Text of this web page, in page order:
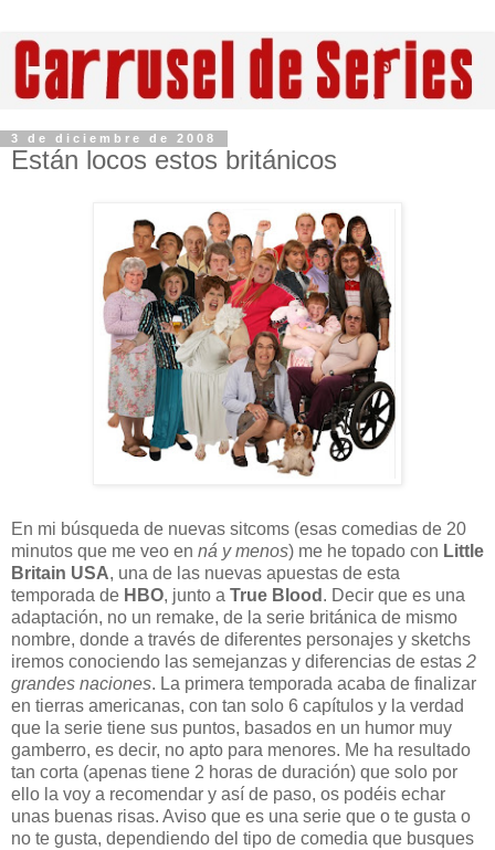
3 de diciembre de 2008
Están locos estos británicos
En mi búsqueda de nuevas sitcoms (esas comedias de 20
minutos que me veo en ná y menos) me he topado con Little
Britain USA, una de las nuevas apuestas de esta
temporada de HBO, junto a True Blood . Decir que es una
adaptación, no un remake, de la serie británica de mismo
nombre, donde a través de diferentes personajes y sketchs
iremos conociendo las semejanzas y diferencias de estas 2
grandes naciones. La primera temporada acaba de finalizar
en tierras americanas, con tan solo 6 capítulos y la verdad
que la serie tiene sus puntos, basados en un humor muy
gamberro, es decir, no apto para menores. Me ha resultado
tan corta (apenas tiene 2 horas de duración) que solo por
ello la voy a recomendar y así de paso, os podéis echar
unas buenas risas. Aviso que es una serie que o te gusta o
no te gusta, dependiendo del tipo de comedia que busques